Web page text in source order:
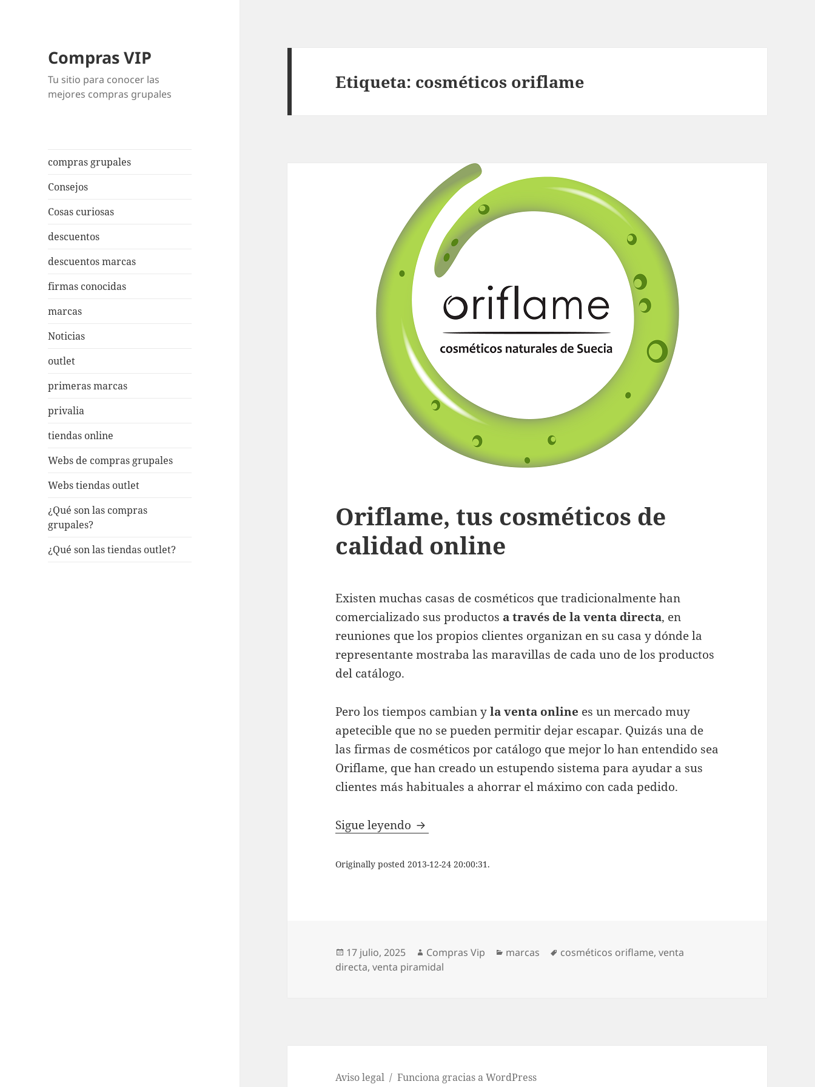
Compras VIP
Tu sitio para conocer las
mejores compras grupales
compras grupales
Consejos
Cosas curiosas
descuentos
descuentos marcas
firmas conocidas
marcas
Noticias
outlet
primeras marcas
privalia
tiendas online
Webs de compras grupales
Webs tiendas outlet
¿Qué son las compras
grupales?
¿Qué son las tiendas outlet?
Etiqueta: cosméticos oriflame
Oriflame, tus cosméticos de
calidad online
Existen muchas casas de cosméticos que tradicionalmente han
comercializado sus productos a través de la venta directa, en
reuniones que los propios clientes organizan en su casa y dónde la
representante mostraba las maravillas de cada uno de los productos
del catálogo.
Pero los tiempos cambian yla venta online es un mercado muy
apetecible que no se pueden permitir dejar escapar. Quizás una de
las firmas de cosméticos por catálogo que mejor lo han entendido sea
Oriflame, que han creado un estupendo sistema para ayudar a sus
clientes más habituales a ahorrar el máximo con cada pedido.
Sigue leyendo Oriflame, tus cosméticos de calidad online
Originally posted 2013-12-24 20:00:31.
Publicado
el
17 julio, 2025 Autor
Compras Vip Categorías
marcas Etiquetas
cosméticos oriflame,venta
directa,venta piramidal
Aviso legal Funciona gracias a WordPress